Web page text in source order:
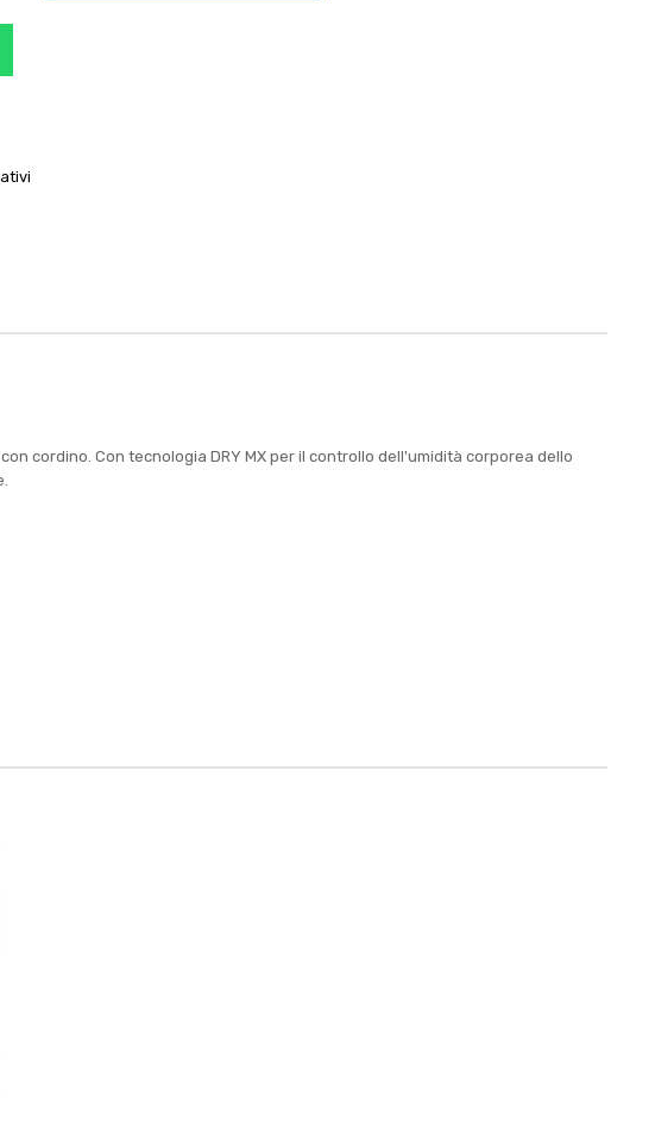
cordino. Con tecnologia DRY MX per il controllo dell'umidità corporea dello